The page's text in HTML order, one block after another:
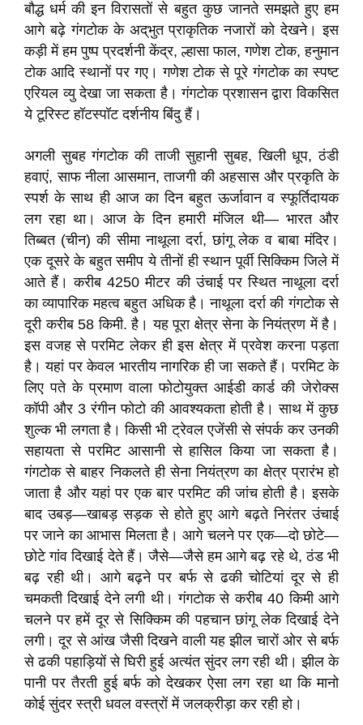
बौद्ध धर्म की इन विरासतों से बहुत कुछ जानते समझते हुए हम
आगे बढ़े गंगटोक के अद्‌भुत प्राकृतिक नजारों को देखने। इस
कड़ी में हम पुष्प प्रदर्शनी केंद्र, ल्हासा फाल, गणेश टोक, हनुमान
टोक आदि स्थानों पर गए। गणेश टोक से पूरे गंगटोक का स्पष्ट
एरियल व्यु देखा जा सकता है। गंगटोक प्रशासन द्वारा विकसित
ये टूरिस्ट हॉटस्पॉट दर्शनीय बिंदु हैं।
अगली सुबह गंगटोक की ताजी सुहानी सुबह, खिली धूप, ठंडी
हवाएं, साफ नीला आसमान, ताजगी की अहसास और प्रकृति के
स्पर्श के साथ ही आज का दिन बहुत ऊर्जावान व स्फूर्तिदायक
लग रहा था। आज के दिन हमारी मंजिल थी— भारत और
तिब्बत (चीन) की सीमा नाथूला दर्रा, छांगू लेक व बाबा मंदिर।
एक दूसरे के बहुत समीप ये तीनों ही स्थान पूर्वी सिक्किम जिले में
आते हैं। करीब 4250 मीटर की उंचाई पर स्थित नाथूला दर्रा
का व्यापारिक महत्व बहुत अधिक है। नाथूला दर्रा की गंगटोक से
दूरी करीब 58 किमी. है। यह पूरा क्षेत्र सेना के नियंत्रण में है।
इस वजह से परमिट लेकर ही इस क्षेत्र में प्रवेश करना पड़ता
है। यहां पर केवल भारतीय नागरिक ही जा सकते हैं। परमिट के
लिए पते के प्रमाण वाला फोटोयुक्त आईडी कार्ड की जेरोक्स
कॉपी और 3 रंगीन फोटो की आवश्यकता होती है। साथ में कुछ
शुल्क भी लगता है। किसी भी ट्रेवल एजेंसी से संपर्क कर उनकी
सहायता से परमिट आसानी से हासिल किया जा सकता है।
गंगटोक से बाहर निकलते ही सेना नियंत्रण का क्षेत्र प्रारंभ हो
जाता है और यहां पर एक बार परमिट की जांच होती है। इसके
बाद उबड़—खाबड़ सड़क से होते हुए आगे बढ़ते निरंतर उंचाई
पर जाने का आभास मिलता है। आगे चलने पर एक—दो छोटे—
छोटे गांव दिखाई देते हैं। जैसे—जैसे हम आगे बढ़ रहे थे, ठंड भी
बढ़ रही थी। आगे बढ़ने पर बर्फ से ढकी चोटियां दूर से ही
चमकती दिखाई देने लगी थी। गंगटोक से करीब 40 किमी आगे
चलने पर हमें दूर से सिक्किम की पहचान छांगू लेक दिखाई देने
लगी। दूर से आंख जैसी दिखने वाली यह झील चाराें ओर से बर्फ
से ढकी पहाड़ियों से घिरी हुई अत्यंत सुंदर लग रही थी। झील के
पानी पर तैरती हुई बर्फ को देखकर ऐसा लग रहा था कि मानो
कोई सुंदर स्त्री धवल वस्त्रों में जलक्रीड़ा कर रही हो।